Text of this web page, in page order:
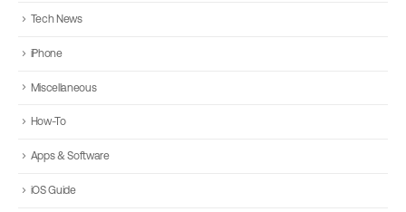
Tech News
iPhone
Miscellaneous
How-To
Apps & Software
iOS Guide